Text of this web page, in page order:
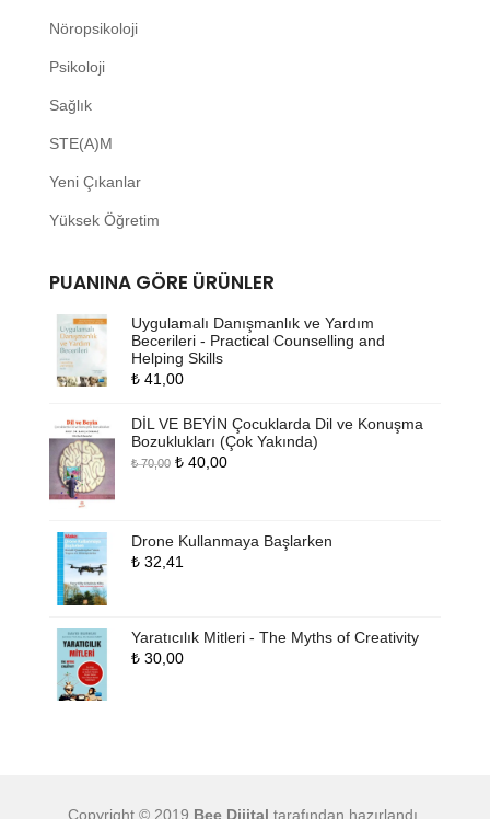
Nöropsikoloji
Psikoloji
Sağlık
STE(A)M
Yeni Çıkanlar
Yüksek Öğretim
PUANINA GÖRE ÜRÜNLER
Uygulamalı Danışmanlık ve Yardım
Becerileri - Practical Counselling and
Helping Skills
₺41,00
DİL VE BEYİN Çocuklarda Dil ve Konuşma
Bozuklukları (Çok Yakında)
₺70,00 Orijinal
₺40,00Şu
₺ 40,00.
Drone Kullanmaya Başlarken
₺32,41
Yaratıcılık Mitleri - The Myths of Creativity
₺30,00
Copyright © 2019 Bee Dijital tarafından hazırlandı.